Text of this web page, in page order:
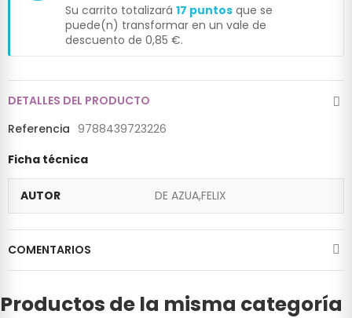
Su carrito totalizará 17 puntos que se
puede(n) transformar en un vale de
descuento de 0,85 €.
DETALLES DEL PRODUCTO
Referencia 9788439723226
Ficha técnica
AUTOR DE AZUA,FELIX
COMENTARIOS
Productos de la misma categoría